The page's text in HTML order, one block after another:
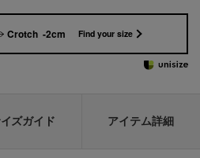
Crotch -2cm Find your size
ズガイド アイテム詳細